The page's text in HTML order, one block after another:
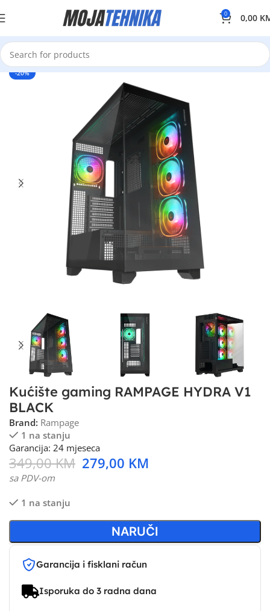
0 0,00
-20%
Kućište gaming RAMPAGE HYDRA V1
BLACK
Brand: Rampage
1 na stanju
Garancija: 24 mjeseca
349,00KM 279,00 KM
sa PDV-om
1 na stanju
NARUČI
Garancija i fisklani račun
Isporuka do 3 radna dana